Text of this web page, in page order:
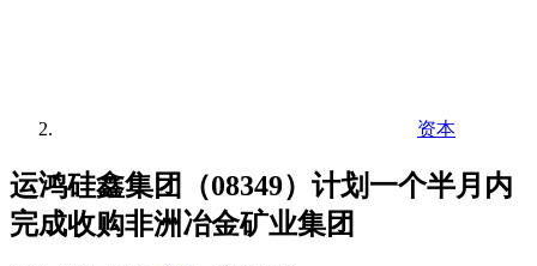
资本
运鸿硅鑫集团（08349）计划一个半月内
完成收购非洲冶金矿业集团